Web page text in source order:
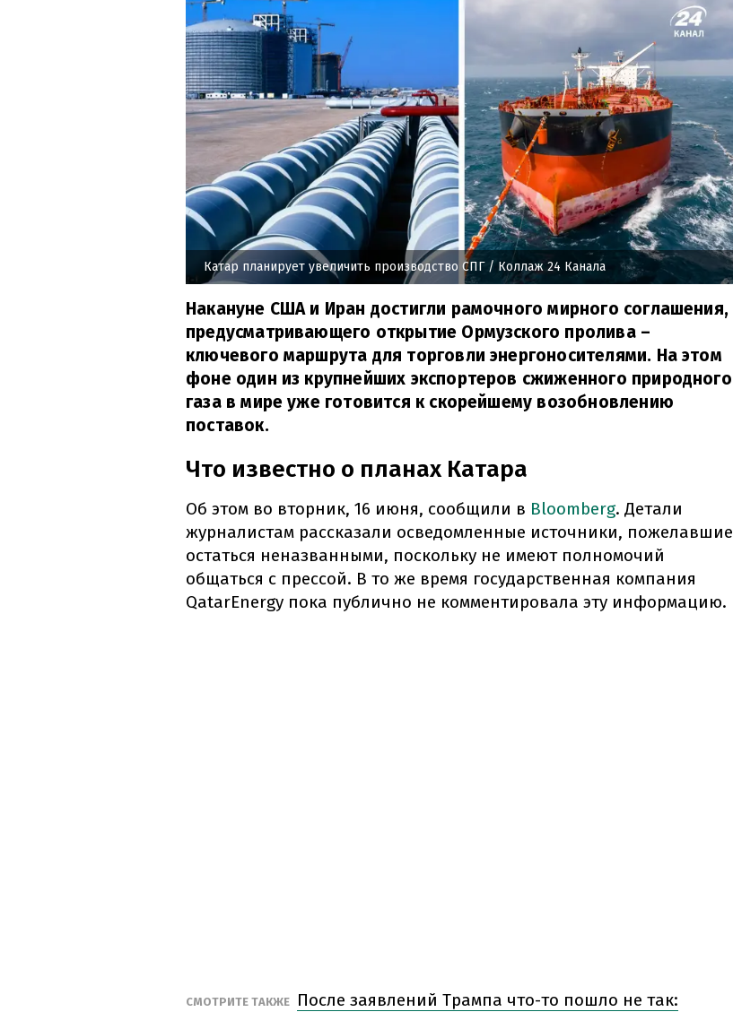
Катар планирует увеличить производство СПГ/ Коллаж 24 Канала
Накануне США и Иран достигли рамочного мирного соглашения,
предусматривающего открытие Ормузского пролива –
ключевого маршрута для торговли энергоносителями. На этом
фоне один из крупнейших экспортеров сжиженного природного
газа в мире уже готовится к скорейшему возобновлению
поставок.
Что известно о планах Катара
Об этом во вторник, 16 июня, сообщили в Bloomberg. Детали
журналистам рассказали осведомленные источники, пожелавшие
остаться неназванными, поскольку не имеют полномочий
общаться с прессой. В то же время государственная компания
QatarEnergy пока публично не комментировала эту информацию.
СМОТРИТЕ ТАКЖЕ
После заявлений Трампа что-то пошло не так: